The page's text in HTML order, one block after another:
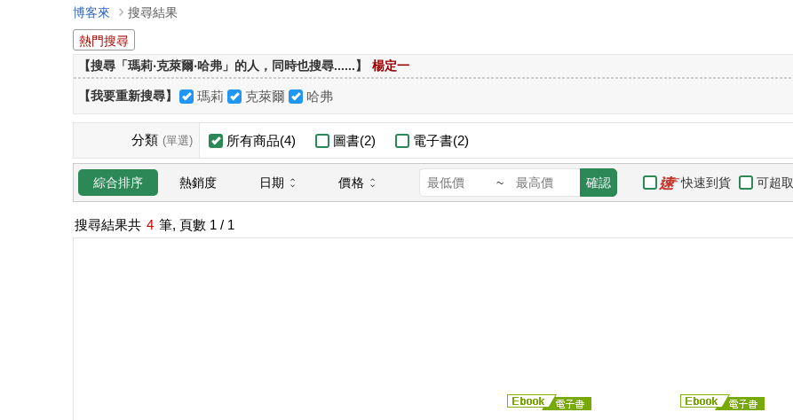
博客來
搜尋結果
熱門搜尋
【搜尋「瑪莉‧克萊爾‧哈弗」的人，同時也搜尋......】
楊定一
【我要重新搜尋】 瑪莉 克萊爾 哈弗
分類 (單選) 所有商品(4) 圖書(2) 電子書(2)
綜合排序 熱銷度 日期 價格 ~ 確認 快速到貨 可超取
搜尋結果共 4 筆, 頁數 1 / 1